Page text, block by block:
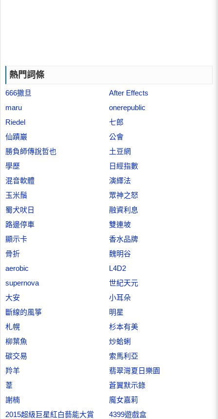
熱門詞條
666撒旦
After Effects
maru
onerepublic
Riedel
七郎
仙蹟巖
公會
勝負師傳說哲也
土豆網
學歷
日經指數
混音軟體
演繹法
玉米鬚
眾神之怒
蜀犬吠日
融資利息
路邊停車
雙連坡
顯示卡
香水品牌
骨折
魏明谷
aerobic
L4D2
supernova
世紀天元
大安
小耳朵
斷線的風箏
明星
札幌
杉本有美
柳葉魚
炒蛤蜊
碳交易
索馬利亞
羚羊
翡翠灣夏日樂園
葦
蒼翼默示錄
謝楠
魔女嘉莉
2015超級巨星紅白藝能大賞
4399遊戲盒